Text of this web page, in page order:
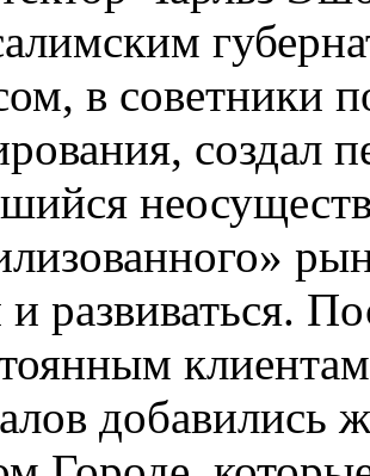
в советники
создал
и развиваться.
добавились